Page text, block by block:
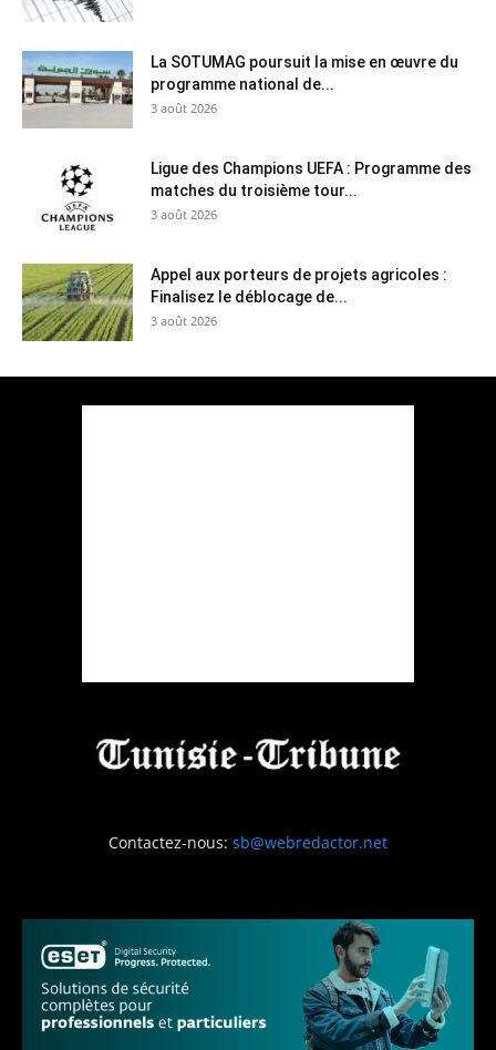
La SOTUMAG poursuit la mise en œuvre du
programme national de...
3 août 2026
Ligue des Champions UEFA : Programme des
matches du troisième tour...
3 août 2026
Appel aux porteurs de projets agricoles :
Finalisez le déblocage de...
3 août 2026
Contactez-nous: sb@webredactor.net